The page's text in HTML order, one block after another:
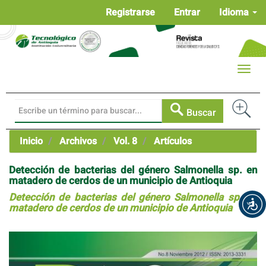
Contenido
principal
Idioma
Registrarse Entrar
Buscar
Toggle
Inicio Archivos Vol. 8 Artículos
Detección de bacterias del género Salmonella sp. en
matadero de cerdos de un municipio de Antioquia
Detección de bacterias del género Salmonella sp. en
matadero de cerdos de un municipio de Antioquia
Barra
del